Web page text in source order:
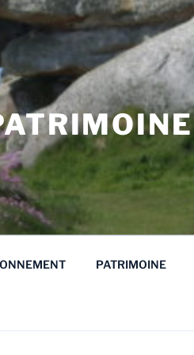
PATRIMOINE